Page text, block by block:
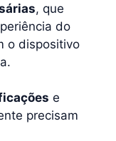
, que
do
o dispositivo
e
precisam